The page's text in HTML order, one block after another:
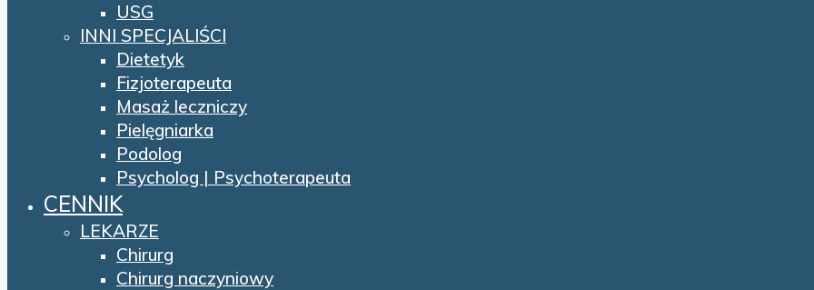
USG
INNI SPECJALIŚCI
Dietetyk
Fizjoterapeuta
Masaż leczniczy
Pielęgniarka
Podolog
Psycholog | Psychoterapeuta
CENNIK
LEKARZE
Chirurg
Chirurg naczyniowy